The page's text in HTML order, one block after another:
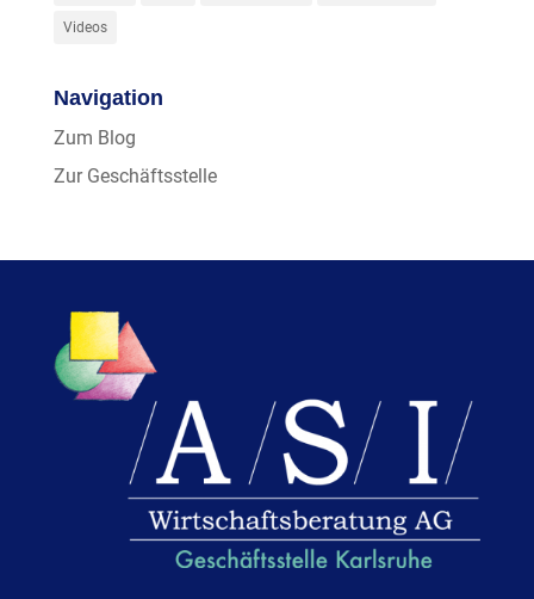
Videos
Navigation
Zum Blog
Zur Geschäftsstelle